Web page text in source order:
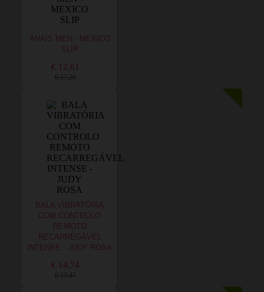
ANAIS MEN - MEXICO
SLIP
€ 12,61
€ 17,20
BALA VIBRATÓRIA
COM CONTROLO
REMOTO
RECARREGÁVEL
INTENSE - JUDY ROSA
€ 14,74
€ 17,47